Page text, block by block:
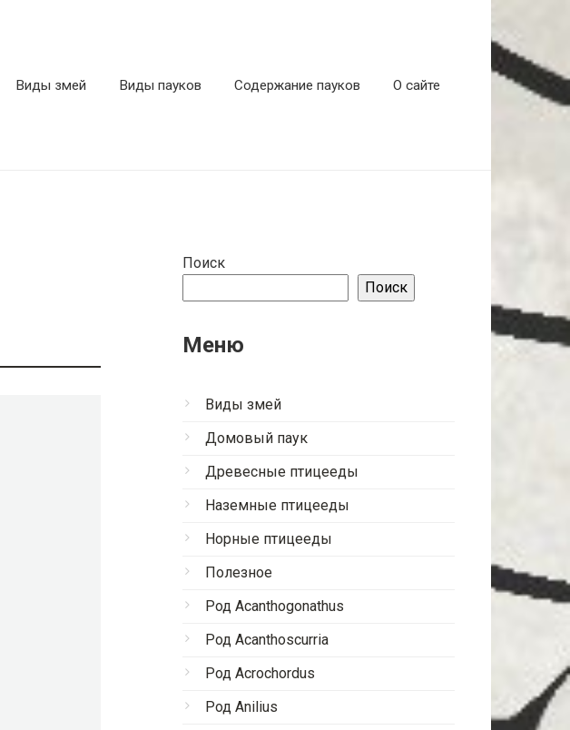
Виды змей Виды пауков Содержание пауков О сайте
Поиск
Поиск
Меню
Виды змей
Домовый паук
Древесные птицееды
Наземные птицееды
Норные птицееды
Полезное
Род Acanthogonathus
Род Acanthoscurria
Род Acrochordus
Род Anilius